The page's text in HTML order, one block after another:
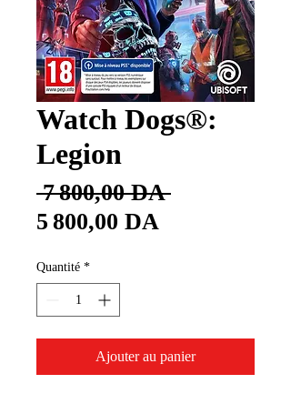
Watch Dogs®:
Legion
7 800,00 DA Prix
5 800,00 DA
Quantité *
Ajouter au panier